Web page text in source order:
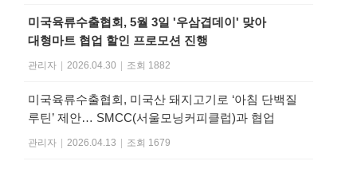
미국육류수출협회, 5월 3일 '우삼겹데이' 맞아
대형마트 협업 할인 프로모션 진행
관리자 2026.04.30 조회 1882
미국육류수출협회, 미국산 돼지고기로 ‘아침 단백질
루틴’ 제안… SMCC(서울모닝커피클럽)과 협업
관리자 2026.04.13 조회 1679